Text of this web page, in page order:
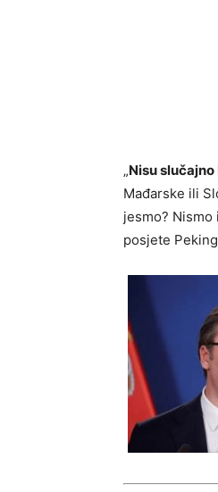
„Nisu
Mađarske ili
jesmo?
posjete